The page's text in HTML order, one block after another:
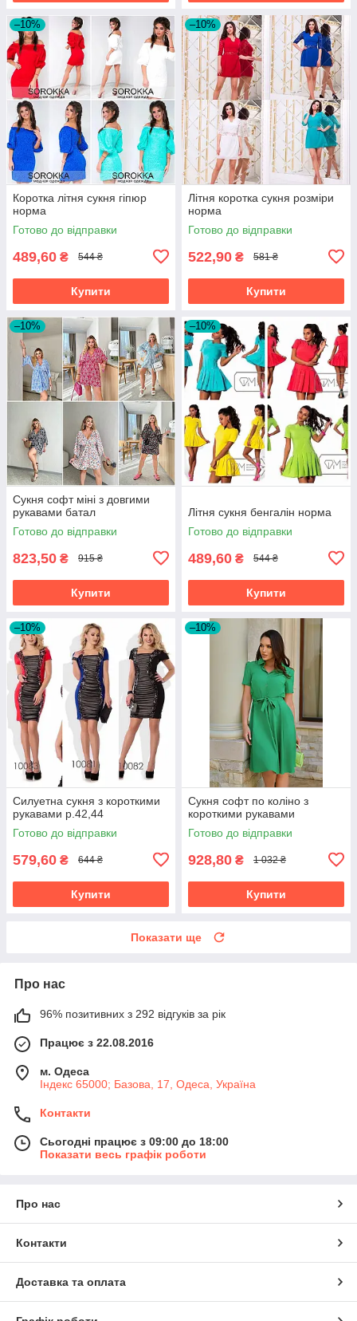
–10%
Коротка літня сукня гіпюр
норма
Готово до відправки
489,60 ₴ 544 ₴
Купити
–10%
Літня коротка сукня розміри
норма
Готово до відправки
522,90 ₴ 581 ₴
Купити
–10%
Сукня софт міні з довгими
рукавами батал
Готово до відправки
823,50 ₴ 915 ₴
Купити
–10%
Літня сукня бенгалін норма
Готово до відправки
489,60 ₴ 544 ₴
Купити
–10%
Силуетна сукня з короткими
рукавами р.42,44
Готово до відправки
579,60 ₴ 644 ₴
Купити
–10%
Сукня софт по коліно з
короткими рукавами
Готово до відправки
928,80 ₴ 1 032 ₴
Купити
Показати ще
Про нас
96% позитивних з 292 відгуків за рік
Працює з 22.08.2016
м. Одеса
Індекс 65000; Базова, 17, Одеса, Україна
Контакти
Сьогодні працює з 09:00 до 18:00
Показати весь графік роботи
Про нас
Контакти
Доставка та оплата